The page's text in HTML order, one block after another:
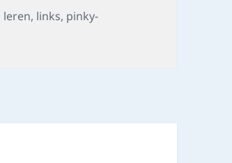
Tags
leren, links, pinky-